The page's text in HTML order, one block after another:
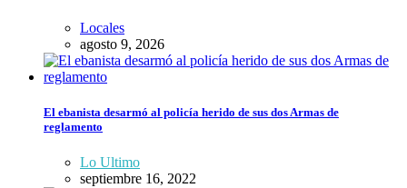
Locales
agosto 9, 2026
El ebanista desarmó al policía herido de sus dos Armas de
reglamento
Lo Ultimo
septiembre 16, 2022